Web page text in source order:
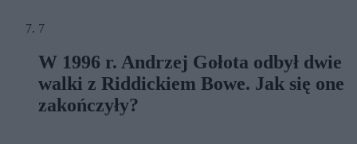
7
W 1996 r. Andrzej Gołota odbył dwie
walki z Riddickiem Bowe. Jak się one
zakończyły?